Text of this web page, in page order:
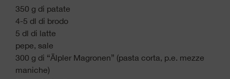
350 g di patate
4-5 dl di brodo
5 dl di latte
pepe, sale
300 g di “Älpler Magronen” (pasta corta, p.e. mezze
maniche)